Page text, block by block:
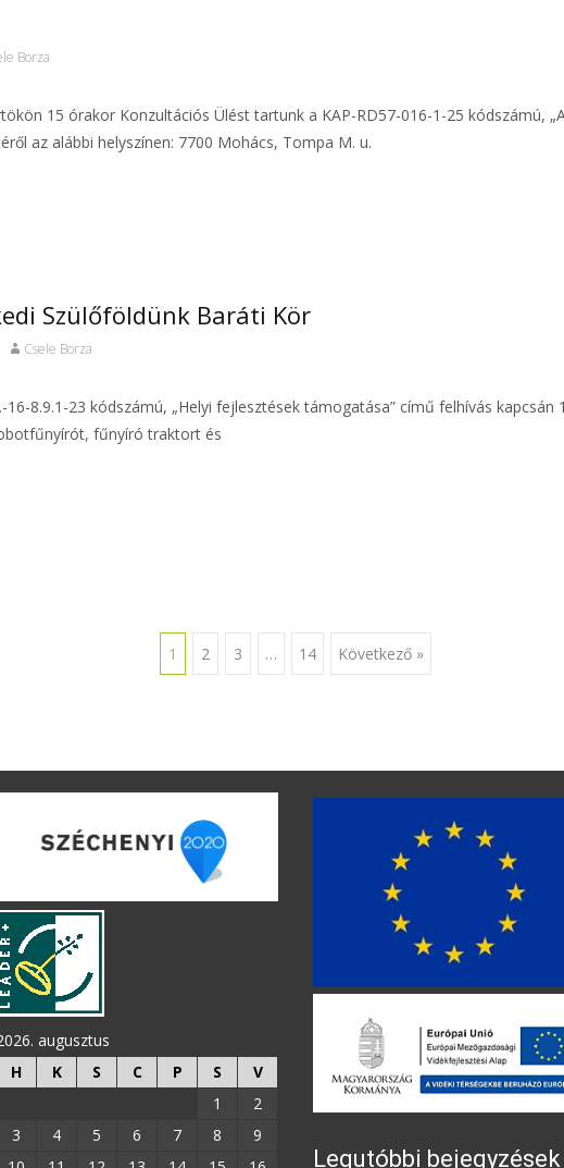
Borza
15 órakor Konzultációs Ülést tartunk a KAP-RD57-016-1-25 kódszámú,
az alábbi helyszínen: 7700 Mohács, Tompa M. u.
Szülőföldünk Baráti Kör
Csele Borza
16-8.9.1-23 kódszámú, „Helyi fejlesztések támogatása” című felhívás
fűnyíró traktort és
1 2 3 … 14 Következő »
augusztus
H
K S C P S
V
1
2
3
4 5 6 7 8
9
Legutóbbi bejegyzések